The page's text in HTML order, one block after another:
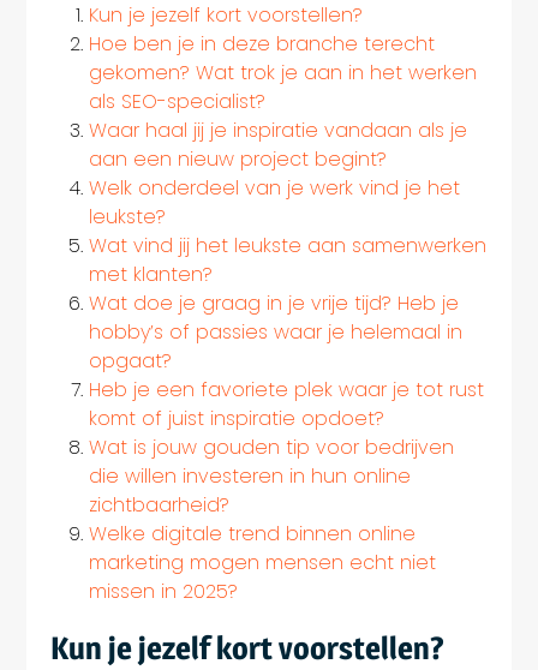
Kun je jezelf kort voorstellen?
Hoe ben je in deze branche terecht
gekomen? Wat trok je aan in het werken
als SEO-specialist?
Waar haal jij je inspiratie vandaan als je
aan een nieuw project begint?
Welk onderdeel van je werk vind je het
leukste?
Wat vind jij het leukste aan samenwerken
met klanten?
Wat doe je graag in je vrije tijd? Heb je
hobby’s of passies waar je helemaal in
opgaat?
Heb je een favoriete plek waar je tot rust
komt of juist inspiratie opdoet?
Wat is jouw gouden tip voor bedrijven
die willen investeren in hun online
zichtbaarheid?
Welke digitale trend binnen online
marketing mogen mensen echt niet
missen in 2025?
Kun je jezelf kort voorstellen?